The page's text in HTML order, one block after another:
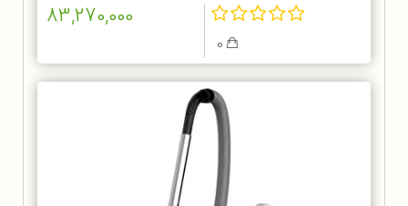
83,270,000